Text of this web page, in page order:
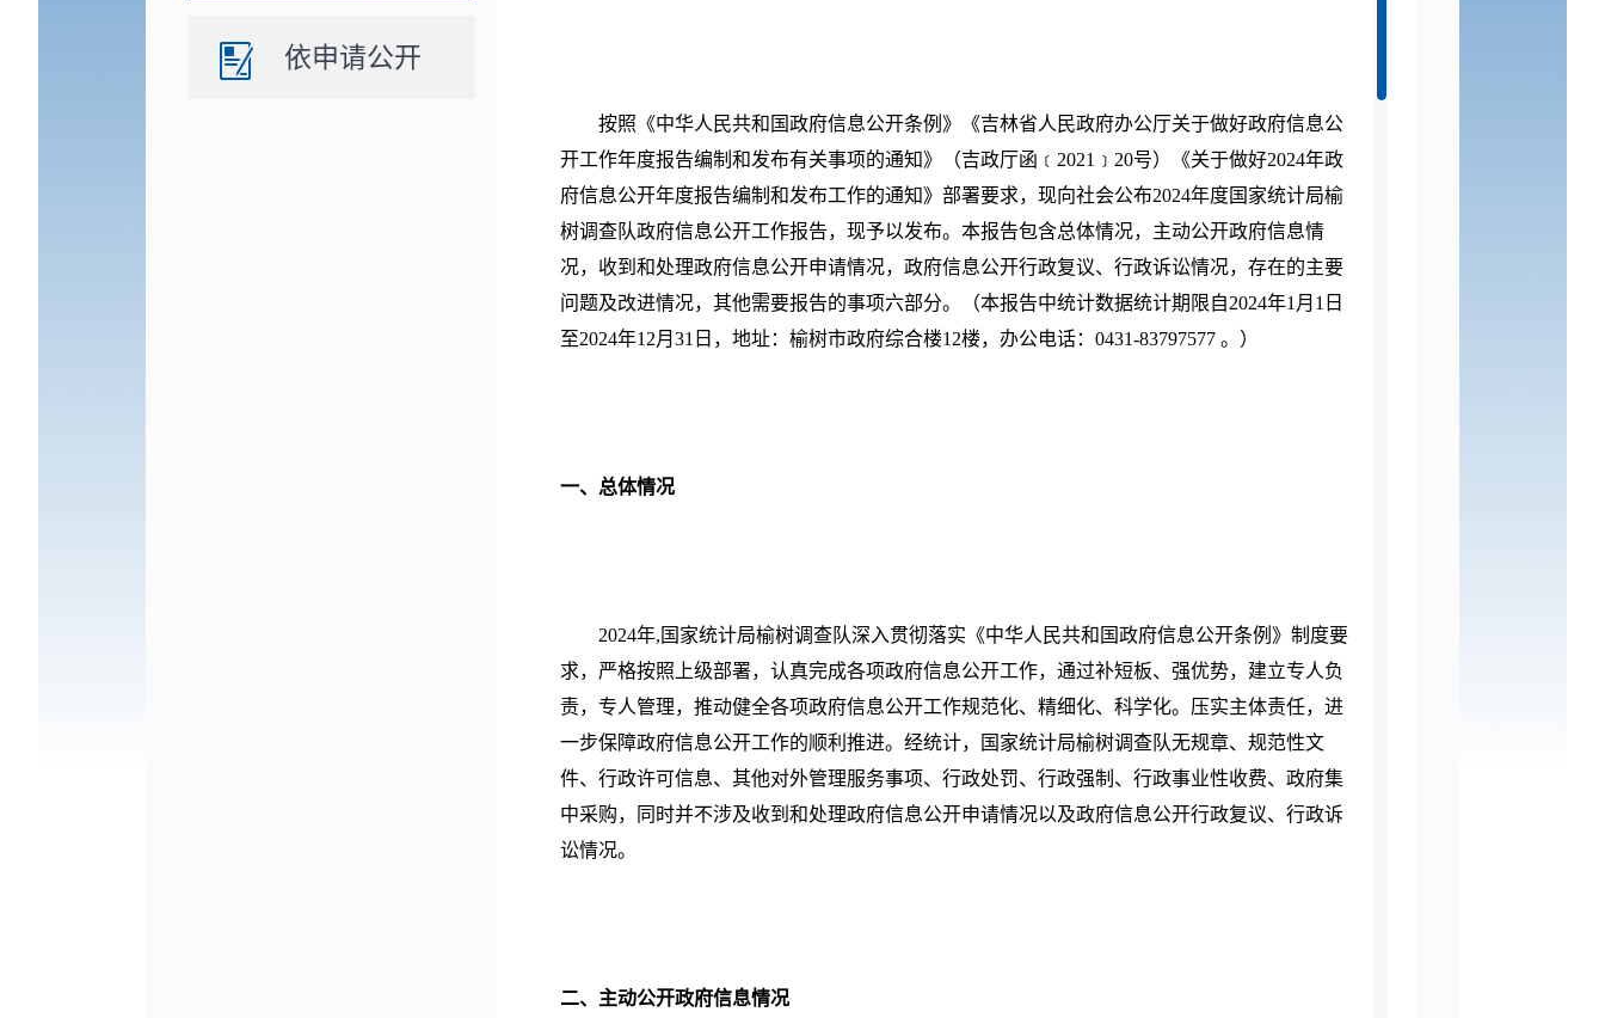
依申请公开
按照《中华人民共和国政府信息公开条例》《吉林省人民政府办公厅关于做好政府信息公
开工作年度报告编制和发布有关事项的通知》（吉政厅函﹝ 2021﹞20号）《关于做好2024年政
府信息公开年度报告编制和发布工作的通知》部署要求，现向社会公布2024年度国家统计局榆
树调查队政府信息公开工作报告，现予以发布。本报告包含总体情况，主动公开政府信息情
况，收到和处理政府信息公开申请情况，政府信息公开行政复议、行政诉讼情况，存在的主要
问题及改进情况，其他需要报告的事项六部分。（本报告中统计数据统计期限自2024年1月1日
至2024年12月31日，地址：榆树市政府综合楼12楼，办公电话：0431-83797577 。）
一、 总体情况
2024年,国家统计局榆树调查队深入贯彻落实 《中华人民共和国政府信息公开条例》制度要
求， 严格按照上级部署，认真完成各项政府信息公开工作，通过补短板、强优势，建立专人负
责，专人管理，推动健全各项政府信息公开工作规范化、精细化、科学化。压实主体责任，进
一步保障政府信息公开工作的顺利推进。 经统计，国家统计局榆树调查队无规章、规范性文
件、行政许可信息、其他对外管理服务事项、行政处罚、行政强制、行政事业性收费、政府集
中采购，同时并不涉及收到和处理政府信息公开申请情况以及政府信息公开行政复议、行政诉
讼情况。
二、主动公开政府信息情况